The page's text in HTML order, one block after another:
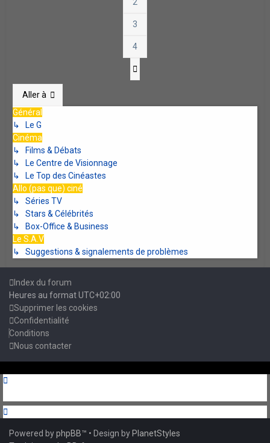
3
4
Aller à
Général
↳ Le G
Cinéma
↳ Films & Débats
↳ Le Centre de Visionnage
↳ Le Top des Cinéastes
Allo (pas que) ciné
↳ Séries TV
↳ Stars & Célébrités
↳ Box-Office & Business
Le S.A.V
↳ Suggestions & signalements de problèmes
Index du forum
Heures au formatUTC+02:00
Supprimer les cookies
Confidentialité
Conditions
Nous contacter
Powered byphpBB™ • Design byPlanetStyles